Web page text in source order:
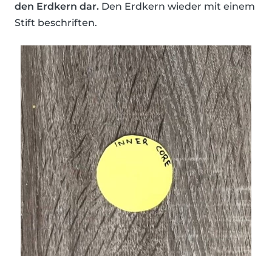
den Erdkern dar. Den Erdkern wieder mit einem
Stift beschriften.